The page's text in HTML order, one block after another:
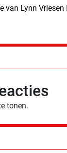
van Lynn Vriesen
tonen.